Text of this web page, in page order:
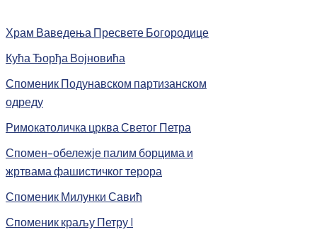
Храм Ваведења Пресвете Богородице
Кућа Ђорђа Војновића
Споменик Подунавском партизанском
одреду
Римокатоличка црква Светог Петра
Спомен-обележје палим борцима и
жртвама фашистичког терора
Споменик Милунки Савић
Споменик краљу Петру I